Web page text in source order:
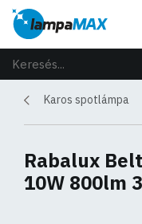
Karos spotlámpa
Rabalux
10W 800lm